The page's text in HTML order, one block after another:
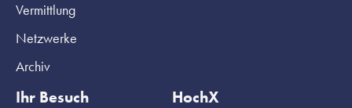
Vermittlung
Netzwerke
Archiv
Ihr Besuch HochX